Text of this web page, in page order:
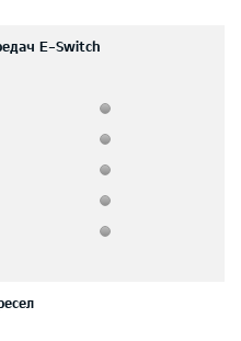
E-Switch